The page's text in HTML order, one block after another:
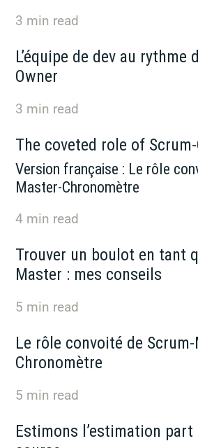
3 min read
L’équipe de dev au rythme
Owner
3 min read
The coveted role of
Version française : Le rôle
Master-Chronomètre
4 min read
Trouver un boulot en tant
Master : mes conseils
5 min read
Le rôle convoité de
Chronomètre
5 min read
Estimons l’estimation